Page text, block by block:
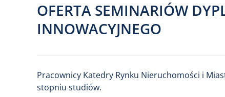
OFERTA SEMINARIÓW
INNOWACYJNEGO
Pracownicy Katedry Rynku Nieruchomości i
stopniu studiów.